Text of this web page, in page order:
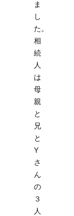
ま
し
た。
相
続
人
は
母
親
と
兄
と
Y
さ
ん
の
３
人